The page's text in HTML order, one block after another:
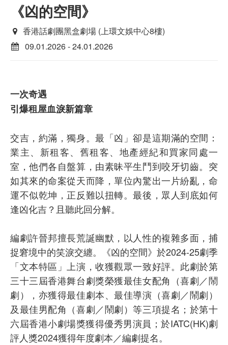
《凶的空間》
香港話劇團黑盒劇場 (上環文娛中心8樓)
09.01.2026 - 24.01.2026
一次奇遇
引爆租屋血淚新篇章
交吉，約滿，獨身。最「凶」卻是這期滿的空間：
業主、新租客、舊租客、地產經紀和買家同處一
室，他們各自盤算，由素昧平生鬥到咬牙切齒。突
如其來的命案從天而降，單位內驚出一片紛亂，命
運不似乾坤，正反難以扭轉。最後，眾人到底如何
逢凶化吉？且聽此回分解。
編劇許晉邦擅長荒誕幽默，以人性的複雜多面，捕
捉窘境中的笑淚交纏。《凶的空間》於2024-25劇季
「文本特區」上演，收獲觀眾一致好評。此劇於第
三十三屆香港舞台劇獎榮獲最佳女配角（喜劇／鬧
劇），亦獲得最佳劇本、最佳導演（喜劇／鬧劇）
及最佳男配角（喜劇／鬧劇）等三項提名；於第十
六屆香港小劇場獎獲得優秀男演員；於IATC(HK)劇
評人獎2024獲得年度劇本／編劇提名。